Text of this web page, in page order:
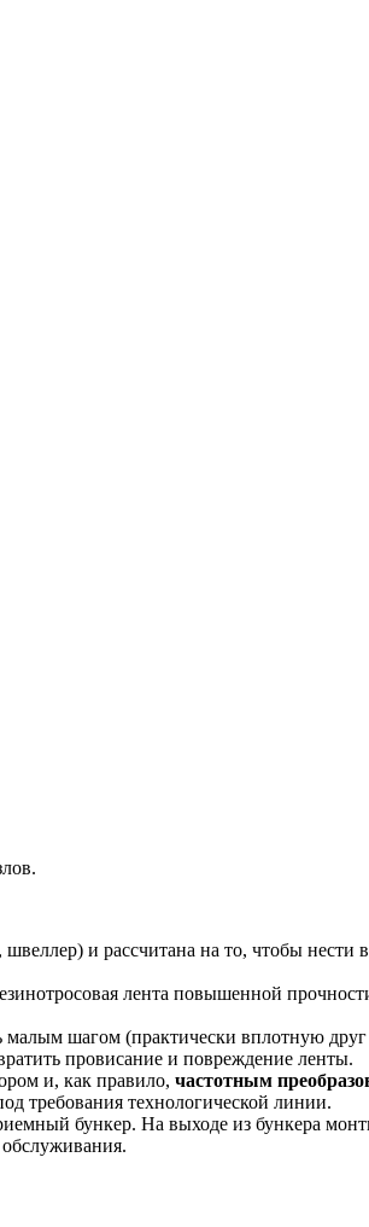
и рассчитана на то, чтобы
лента повышенной
малым шагом (практически вплотную
провисание и повреждение ленты.
и, как правило, частотным
требования технологической линии.
бункер. На выходе из бункера
обслуживания.